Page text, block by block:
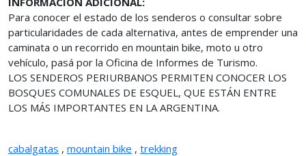
Para conocer el estado de los senderos o consultar sobre
particularidades de cada alternativa, antes de emprender una
caminata o un recorrido en mountain bike, moto u otro
vehículo, pasá por la Oficina de Informes de Turismo.
LOS SENDEROS PERIURBANOS PERMITEN CONOCER LOS
BOSQUES COMUNALES DE ESQUEL, QUE ESTÁN ENTRE
LOS MÁS IMPORTANTES EN LA ARGENTINA.
cabalgatas , mountain bike , trekking